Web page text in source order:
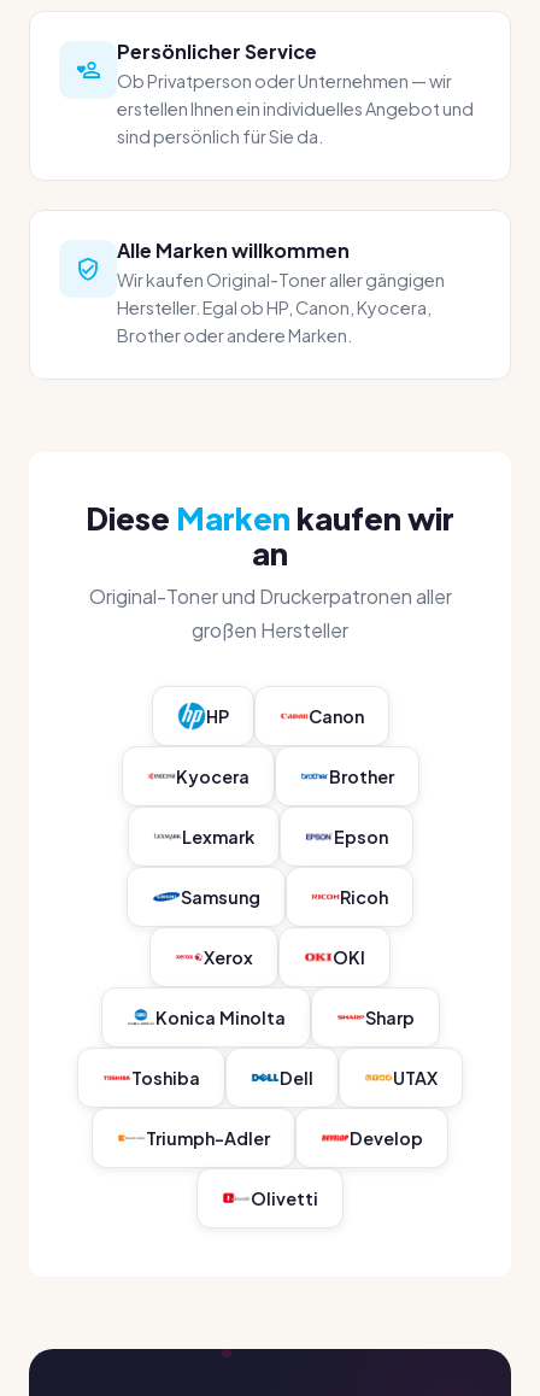
Persönlicher Service
Ob Privatperson oder Unternehmen — wir
erstellen Ihnen ein individuelles Angebot und
sind persönlich für Sie da.
Alle Marken willkommen
Wir kaufen Original-Toner aller gängigen
Hersteller. Egal ob HP, Canon, Kyocera,
Brother oder andere Marken.
Diese Marken kaufen wir
an
Original-Toner und Druckerpatronen aller
großen Hersteller
HP Canon
Kyocera Brother
Lexmark Epson
Samsung Ricoh
Xerox OKI
Konica Minolta Sharp
Toshiba Dell UTAX
Triumph-Adler Develop
Olivetti